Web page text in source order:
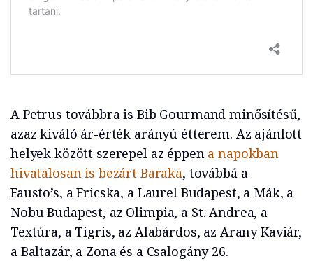
A Petrus továbbra is Bib Gourmand minősítésű,
azaz kiváló ár-érték arányú étterem. Az ajánlott
helyek között szerepel az éppen a napokban
hivatalosan is bezárt Baraka, továbbá a
Fausto’s, a Fricska, a Laurel Budapest, a Mák, a
Nobu Budapest, az Olimpia, a St. Andrea, a
Textúra, a Tigris, az Alabárdos, az Arany Kaviár,
a Baltazár, a Zona és a Csalogány 26.